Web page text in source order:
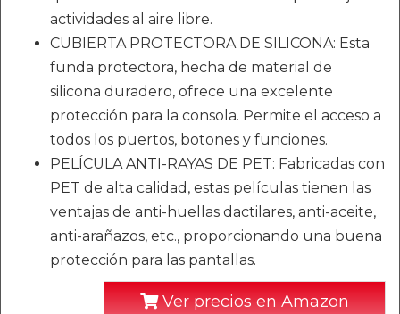
actividades al aire libre.
CUBIERTA PROTECTORA DE SILICONA: Esta
funda protectora, hecha de material de
silicona duradero, ofrece una excelente
protección para la consola. Permite el acceso a
todos los puertos, botones y funciones.
PELÍCULA ANTI-RAYAS DE PET: Fabricadas con
PET de alta calidad, estas películas tienen las
ventajas de anti-huellas dactilares, anti-aceite,
anti-arañazos, etc., proporcionando una buena
protección para las pantallas.
Ver precios en Amazon